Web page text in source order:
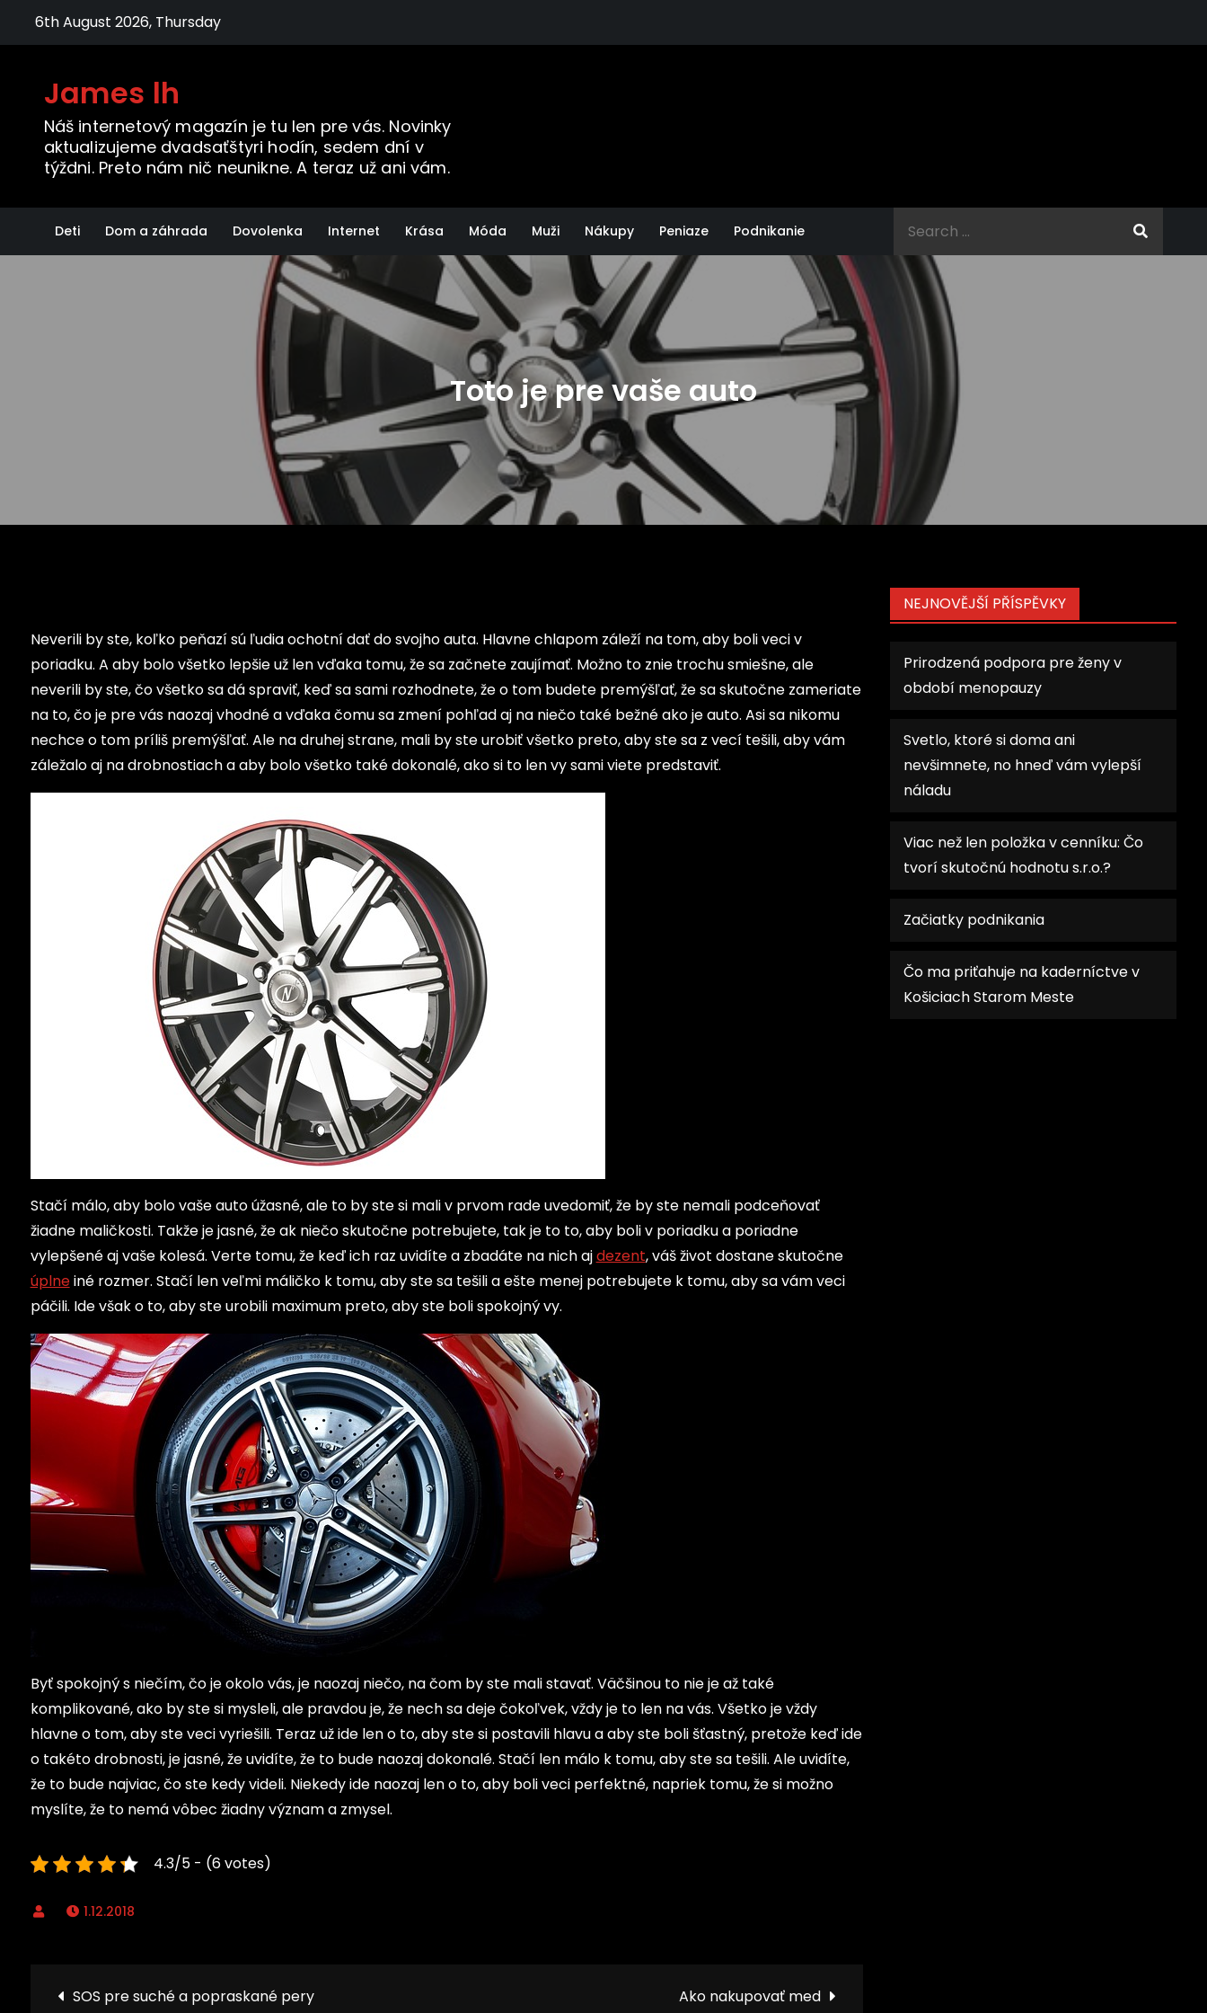
6th August 2026, Thursday
James lh
Náš internetový magazín je tu len pre vás. Novinky
aktualizujeme dvadsaťštyri hodín, sedem dní v
týždni. Preto nám nič neunikne. A teraz už ani vám.
Deti Dom a záhrada Dovolenka Internet Krása Móda Muži Nákupy Peniaze Podnikanie
Toto je pre vaše auto
Neverili by ste, koľko peňazí sú ľudia ochotní dať do svojho auta. Hlavne chlapom záleží na tom, aby boli veci v
poriadku. A aby bolo všetko lepšie už len vďaka tomu, že sa začnete zaujímať. Možno to znie trochu smiešne, ale
neverili by ste, čo všetko sa dá spraviť, keď sa sami rozhodnete, že o tom budete premýšľať, že sa skutočne zameriate
na to, čo je pre vás naozaj vhodné a vďaka čomu sa zmení pohľad aj na niečo také bežné ako je auto. Asi sa nikomu
nechce o tom príliš premýšľať. Ale na druhej strane, mali by ste urobiť všetko preto, aby ste sa z vecí tešili, aby vám
záležalo aj na drobnostiach a aby bolo všetko také dokonalé, ako si to len vy sami viete predstaviť.
Stačí málo, aby bolo vaše auto úžasné, ale to by ste si mali v prvom rade uvedomiť, že by ste nemali podceňovať
žiadne maličkosti. Takže je jasné, že ak niečo skutočne potrebujete, tak je to to, aby boli v poriadku a poriadne
vylepšené aj vaše kolesá. Verte tomu, že keď ich raz uvidíte a zbadáte na nich ajdezent, váš život dostane skutočne
úplneiné rozmer. Stačí len veľmi máličko k tomu, aby ste sa tešili a ešte menej potrebujete k tomu, aby sa vám veci
páčili. Ide však o to, aby ste urobili maximum preto, aby ste boli spokojný vy.
Byť spokojný s niečím, čo je okolo vás, je naozaj niečo, na čom by ste mali stavať. Väčšinou to nie je až také
komplikované, ako by ste si mysleli, ale pravdou je, že nech sa deje čokoľvek, vždy je to len na vás. Všetko je vždy
hlavne o tom, aby ste veci vyriešili. Teraz už ide len o to, aby ste si postavili hlavu a aby ste boli šťastný, pretože keď ide
o takéto drobnosti, je jasné, že uvidíte, že to bude naozaj dokonalé. Stačí len málo k tomu, aby ste sa tešili. Ale uvidíte,
že to bude najviac, čo ste kedy videli. Niekedy ide naozaj len o to, aby boli veci perfektné, napriek tomu, že si možno
myslíte, že to nemá vôbec žiadny význam a zmysel.
4.3/5 - (6 votes)
1.12.2018
SOS pre suché a popraskané pery Ako nakupovať med
NEJNOVĚJŠÍ PŘÍSPĚVKY
Prirodzená podpora pre ženy v
období menopauzy
Svetlo, ktoré si doma ani
nevšimnete, no hneď vám vylepší
náladu
Viac než len položka v cenníku: Čo
tvorí skutočnú hodnotu s.r.o.?
Začiatky podnikania
Čo ma priťahuje na kaderníctve v
Košiciach Starom Meste